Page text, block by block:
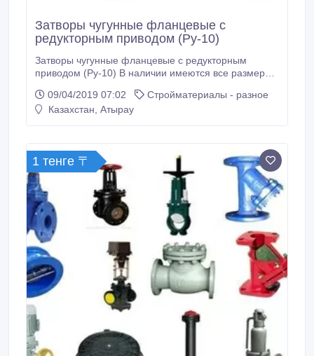
Затворы чугунные фланцевые с
редукторным приводом (Ру-10)
Затворы чугунные фланцевые с редукторным
приводом (Ру-10) В наличии имеются все размеры.
Казахстану. Все вопросы по ценам, условиям
доставки и скидкам можно задать нашим
поставки: кол-ва, условий оплаты и места отгрузки.
09/04/2019 07:02
Стройматериалы - разное
Казахстан, Атырау
1 тенге 〒